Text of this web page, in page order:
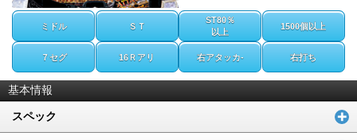
ミドル ＳＴ
ST80％
以上
1500個以上
７セグ 16Ｒアリ 右アタッカ- 右打ち
基本情報
スペック